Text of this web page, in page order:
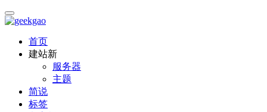
首页
建站新
服务器
主题
简说
标签